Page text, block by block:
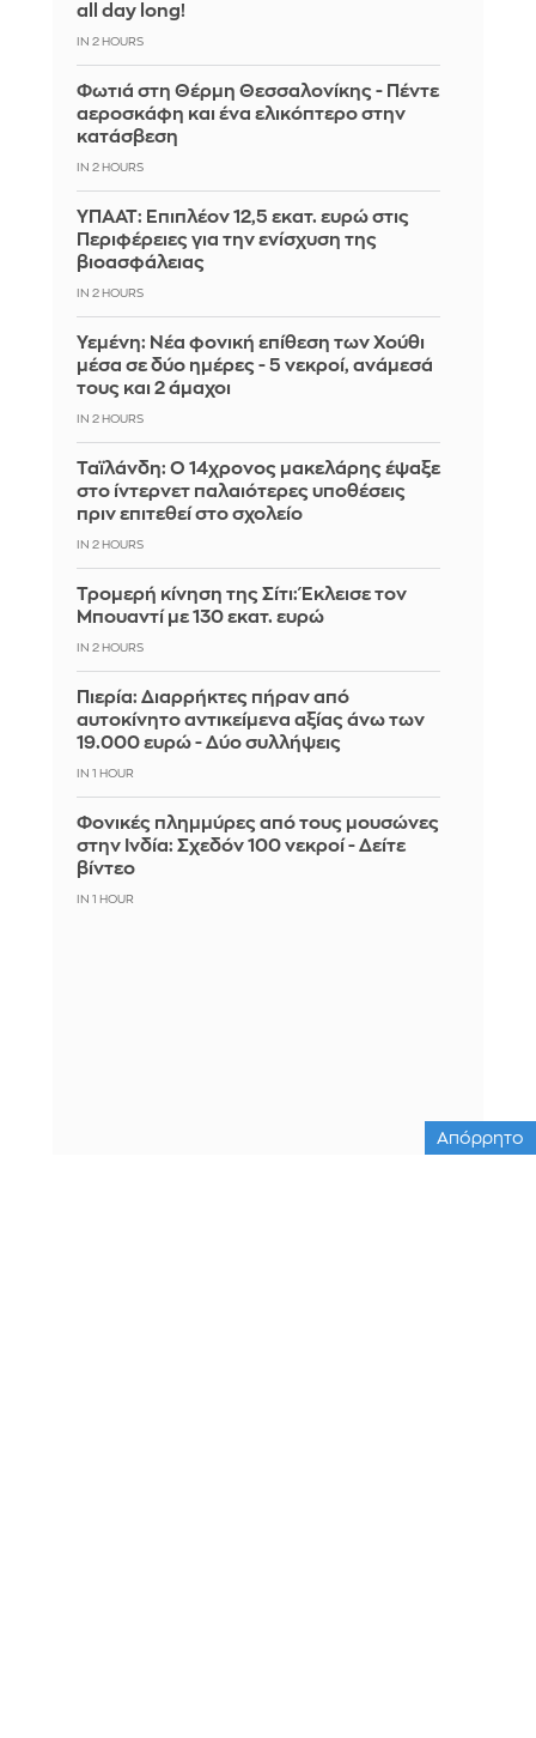
all day long!
IN 2 HOURS
Φωτιά στη Θέρμη Θεσσαλονίκης - Πέντε
αεροσκάφη και ένα ελικόπτερο στην
κατάσβεση
IN 2 HOURS
ΥΠΑΑΤ: Επιπλέον 12,5 εκατ. ευρώ στις
Περιφέρειες για την ενίσχυση της
βιοασφάλειας
IN 2 HOURS
Υεμένη: Νέα φονική επίθεση των Χούθι
μέσα σε δύο ημέρες - 5 νεκροί, ανάμεσά
τους και 2 άμαχοι
IN 2 HOURS
Ταϊλάνδη: Ο 14χρονος μακελάρης έψαξε
στο ίντερνετ παλαιότερες υποθέσεις
πριν επιτεθεί στο σχολείο
IN 2 HOURS
Τρομερή κίνηση της Σίτι: Έκλεισε τον
Μπουαντί με 130 εκατ. ευρώ
IN 2 HOURS
Πιερία: Διαρρήκτες πήραν από
αυτοκίνητο αντικείμενα αξίας άνω των
19.000 ευρώ - Δύο συλλήψεις
IN 1 HOUR
Φονικές πλημμύρες από τους μουσώνες
στην Ινδία: Σχεδόν 100 νεκροί - Δείτε
βίντεο
IN 1 HOUR
Απόρρητο